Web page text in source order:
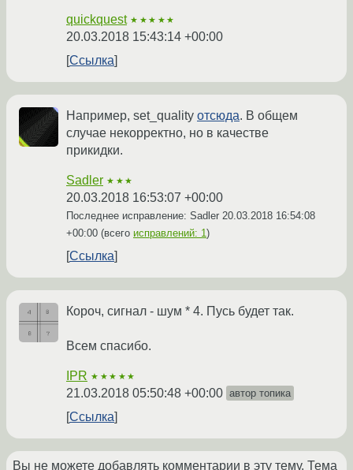
quickquest ★★★★★
20.03.2018 15:43:14 +00:00
Ссылка
Например, set_quality отсюда. В общем
случае некорректно, но в качестве
прикидки.
Sadler ★★★
20.03.2018 16:53:07 +00:00
Последнее исправление: Sadler 20.03.2018 16:54:08
+00:00 (всего исправлений: 1)
Ссылка
Короч, сигнал - шум * 4. Пусь будет так.
Всем спасибо.
IPR ★★★★★
21.03.2018 05:50:48 +00:00 автор топика
Ссылка
Вы не можете добавлять комментарии в эту тему. Тема